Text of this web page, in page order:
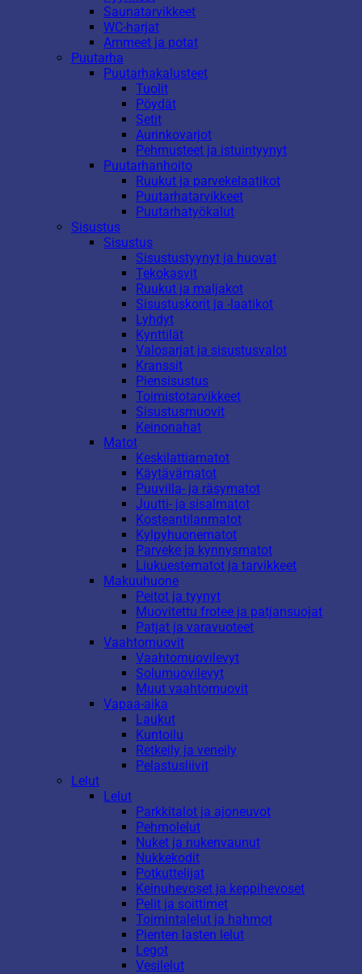
Saunatarvikkeet
WC-harjat
Ammeet ja potat
Puutarha
Puutarhakalusteet
Tuolit
Pöydät
Setit
Aurinkovarjot
Pehmusteet ja istuintyynyt
Puutarhanhoito
Ruukut ja parvekelaatikot
Puutarhatarvikkeet
Puutarhatyökalut
Sisustus
Sisustus
Sisustustyynyt ja huovat
Tekokasvit
Ruukut ja maljakot
Sisustuskorit ja -laatikot
Lyhdyt
Kynttilät
Valosarjat ja sisustusvalot
Kranssit
Piensisustus
Toimistotarvikkeet
Sisustusmuovit
Keinonahat
Matot
Keskilattiamatot
Käytävämatot
Puuvilla- ja räsymatot
Juutti- ja sisalmatot
Kosteantilanmatot
Kylpyhuonematot
Parveke ja kynnysmatot
Liukuestematot ja tarvikkeet
Makuuhuone
Peitot ja tyynyt
Muovitettu frotee ja patjansuojat
Patjat ja varavuoteet
Vaahtomuovit
Vaahtomuovilevyt
Solumuovilevyt
Muut vaahtomuovit
Vapaa-aika
Laukut
Kuntoilu
Retkeily ja veneily
Pelastusliivit
Lelut
Lelut
Parkkitalot ja ajoneuvot
Pehmolelut
Nuket ja nukenvaunut
Nukkekodit
Potkuttelijat
Keinuhevoset ja keppihevoset
Pelit ja soittimet
Toimintalelut ja hahmot
Pienten lasten lelut
Legot
Vesilelut